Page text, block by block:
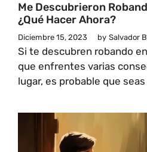
Me Descubrieron
¿Qué Hacer Ahora?
Diciembre 15, 2023 by Salvador
Si te descubren robando
que enfrentes varias
lugar, es probable que seas